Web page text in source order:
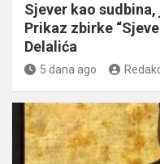
Sjever kao
Prikaz zbirke
Delalića
5 dana ago